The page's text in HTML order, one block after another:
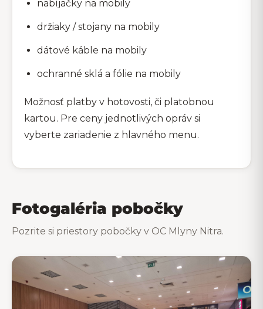
nabíjačky na mobily
držiaky / stojany na mobily
dátové káble na mobily
ochranné sklá a fólie na mobily
Možnosť platby v hotovosti, či platobnou
kartou. Pre ceny jednotlivých opráv si
vyberte zariadenie z hlavného menu.
Fotogaléria pobočky
Pozrite si priestory pobočky v OC Mlyny Nitra.